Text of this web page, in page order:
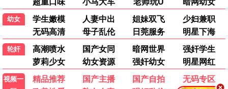
今夜逗乐
喜剧 / 生活 / 高清